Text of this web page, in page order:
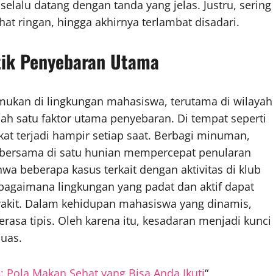
datang dengan tanda yang jelas. Justru, sering
ringan, hingga akhirnya terlambat disadari.
Penyebaran Utama
di lingkungan mahasiswa, terutama di wilayah
satu faktor utama penyebaran. Di tempat seperti
terjadi hampir setiap saat. Berbagi minuman,
di satu hunian mempercepat penularan
beberapa kasus terkait dengan aktivitas di klub
lingkungan yang padat dan aktif dapat
Dalam kehidupan mahasiswa yang dinamis,
tipis. Oleh karena itu, kesadaran menjadi kunci
Makan Sehat yang Bisa Anda Ikuti“